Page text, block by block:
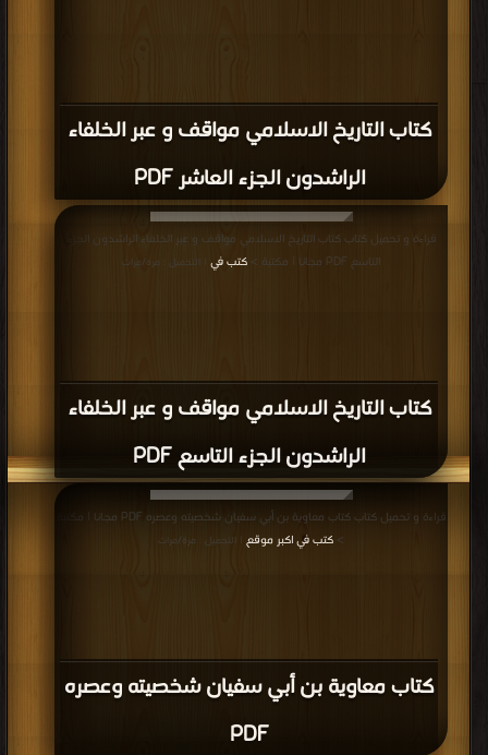
كتاب التاريخ الاسلامي مواقف و عبر الخلفاء
الراشدون الجزء العاشر PDF
كتاب التاريخ الاسلامي مواقف و عبر الخلفاء
الراشدون الجزء التاسع PDF
قراءة و تحميل كتاب كتاب التاريخ الاسلامي مواقف و عبر الخلفاء الراشدون الجزء
التاسع PDF مجانا | مكتبة >
كتب في | التحميل : مرة/مرات
كتاب معاوية بن أبي سفيان شخصيته وعصره
PDF
قراءة و تحميل كتاب كتاب معاوية بن أبي سفيان شخصيته وعصره PDF مجانا | مكتبة
> كتب في اكبر موقع | التحميل : مرة/مرات